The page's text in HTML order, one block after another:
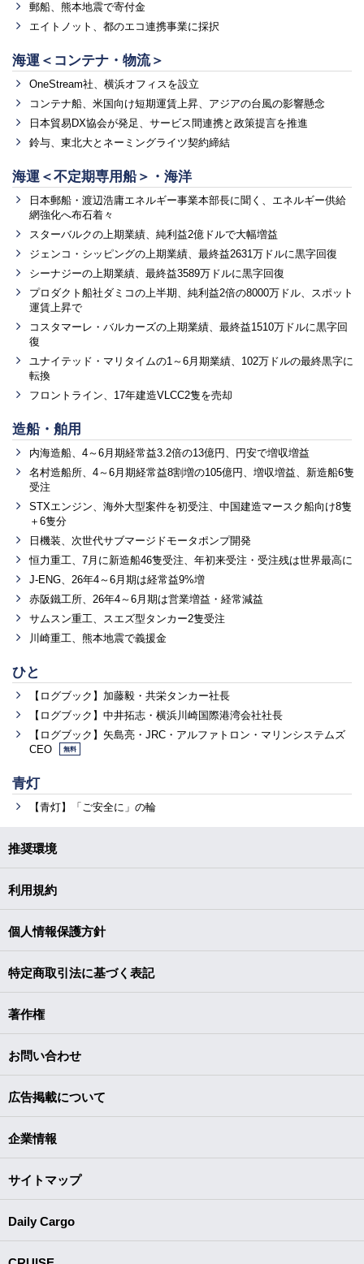
郵船、熊本地震で寄付金
エイトノット、都のエコ連携事業に採択
海運＜コンテナ・物流＞
OneStream社、横浜オフィスを設立
コンテナ船、米国向け短期運賃上昇、アジアの台風の影響懸念
日本貿易DX協会が発足、サービス間連携と政策提言を推進
鈴与、東北大とネーミングライツ契約締結
海運＜不定期専用船＞・海洋
日本郵船・渡辺浩庸エネルギー事業本部長に聞く、エネルギー供給
網強化へ布石着々
スターバルクの上期業績、純利益2億ドルで大幅増益
ジェンコ・シッピングの上期業績、最終益2631万ドルに黒字回復
シーナジーの上期業績、最終益3589万ドルに黒字回復
プロダクト船社ダミコの上半期、純利益2倍の8000万ドル、スポット
運賃上昇で
コスタマーレ・バルカーズの上期業績、最終益1510万ドルに黒字回
復
ユナイテッド・マリタイムの1～6月期業績、102万ドルの最終黒字に
転換
フロントライン、17年建造VLCC2隻を売却
造船・舶用
内海造船、4～6月期経常益3.2倍の13億円、円安で増収増益
名村造船所、4～6月期経常益8割増の105億円、増収増益、新造船6隻
受注
STXエンジン、海外大型案件を初受注、中国建造マースク船向け8隻
＋6隻分
日機装、次世代サブマージドモータポンプ開発
恒力重工、7月に新造船46隻受注、年初来受注・受注残は世界最高に
J-ENG、26年4～6月期は経常益9%増
赤阪鐵工所、26年4～6月期は営業増益・経常減益
サムスン重工、スエズ型タンカー2隻受注
川崎重工、熊本地震で義援金
ひと
【ログブック】加藤毅・共栄タンカー社長
【ログブック】中井拓志・横浜川崎国際港湾会社社長
【ログブック】矢島亮・JRC・アルファトロン・マリンシステムズ
CEO
無料
青灯
【青灯】「ご安全に」の輪
推奨環境
利用規約
個人情報保護方針
特定商取引法に基づく表記
著作権
お問い合わせ
広告掲載について
企業情報
サイトマップ
Daily Cargo